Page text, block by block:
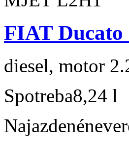
FIAT
diesel, motor
Spotreba8,24 l
Najazdené